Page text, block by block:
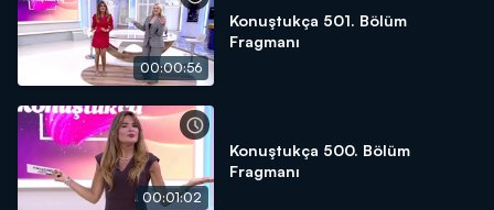
00:00:56
Konuştukça 501. Bölüm
Fragmanı
00:01:02
Konuştukça 500. Bölüm
Fragmanı